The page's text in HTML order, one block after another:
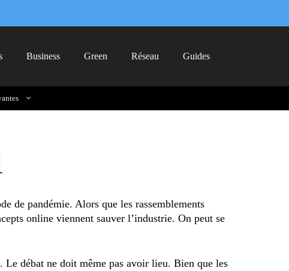
Business Green Réseau Guides
de pandémie. Alors que les rassemblements
online viennent sauver l’industrie. On peut se
Le débat ne doit même pas avoir lieu. Bien que les